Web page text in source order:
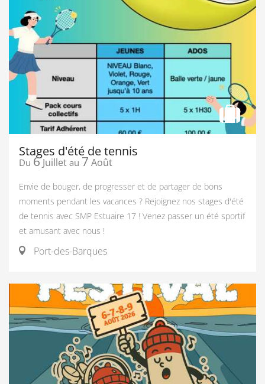
Stages d'été de tennis
Du 6 Juillet au 7 Août
Envie de bouger, de progresser et de partager de bons
moments pendant les vacances ? Rejoignez nos stages d'été
de tennis avec SMP Estuaire 17 ! Venez passer un été sportif
et amusant avec nous !
Port-des-Barques